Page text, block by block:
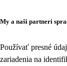
My a naši partneri
Používať presné
zariadenia na